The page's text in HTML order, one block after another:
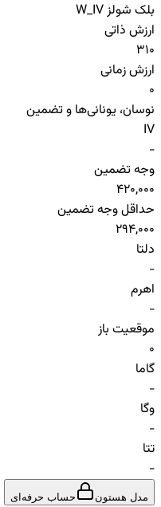
بلک شولز W_IV
ارزش ذاتی
310
ارزش زمانی
0
نوسان، یونانی‌ها و تضمین
IV
-
وجه تضمین
420,000
حداقل وجه تضمین
294,000
دلتا
-
اهرم
-
موقعیت باز
0
گاما
-
وگا
-
تتا
-
مدل هستون حساب حرفه‌ای